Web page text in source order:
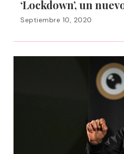
‘Lockdown’, un
Septiembre 10, 2020